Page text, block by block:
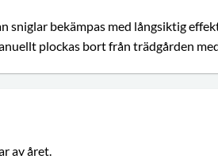
sniglar bekämpas med långsiktig
plockas bort från trädgården med
av året.